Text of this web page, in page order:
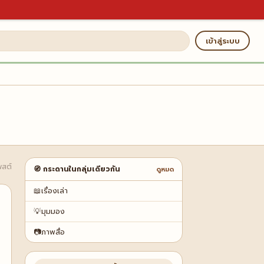
เข้าสู่ระบบ
สต์ 🧭 กระดานในกลุ่มเดียวกัน ดูหมด
📖เรื่องเล่า
💡มุมมอง
📷ภาพสื่อ